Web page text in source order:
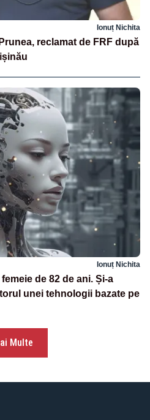
Ionuț Nichita
reclamat de FRF după
Ionuț Nichita
de 82 de ani. Și-a
unei tehnologii bazate pe
Multe